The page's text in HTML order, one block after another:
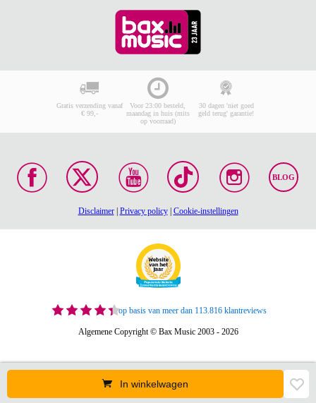
In winkelwagen
Gratis verzending vanaf
€ 99,-
Voor 23:00 besteld,
maandag in huis (mits
op voorraad)
30 dagen 'niet goed
geld terug' garantie!
BLOG
Disclaimer| Privacy policy| Cookie-instellingen
op basis van meer dan 113.816 klantreviews
Algemene Copyright © Bax Music 2003 - 2026